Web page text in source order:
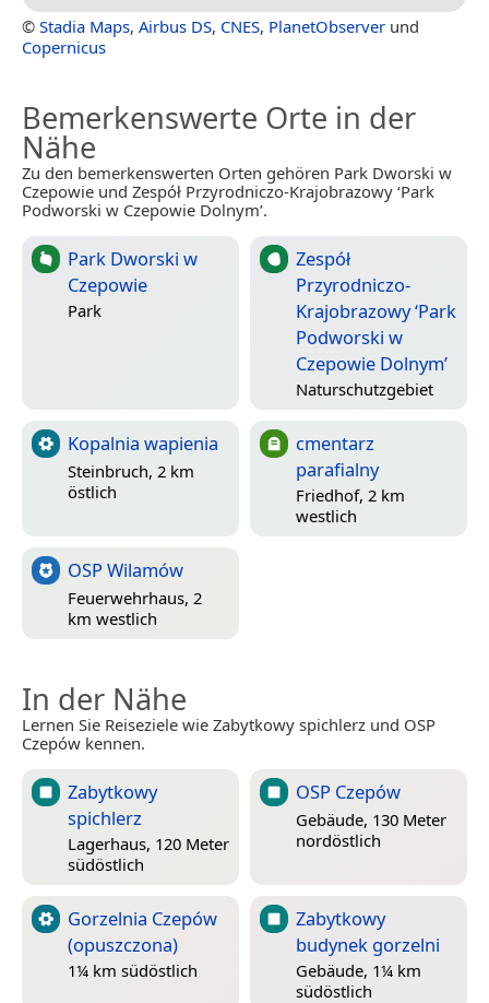
© Stadia Maps, Airbus DS, CNES, PlanetObserver und
Copernicus
Bemerkenswerte Orte in der
Nähe
Zu den bemerkenswerten Orten gehören Park Dworski w
Czepowie und Zespół Przyrodniczo-Krajobrazowy ‘Park
Podworski w Czepowie Dolnym’.
Park Dworski w
Czepowie
Park
Zespół
Przyrodniczo-
Krajobrazowy ‘Park
Podworski w
Czepowie Dolnym’
Naturschutzgebiet
Kopalnia wapienia
Steinbruch, 2 km
östlich
cmentarz
parafialny
Friedhof, 2 km
westlich
OSP Wilamów
Feuerwehrhaus, 2
km westlich
In der Nähe
Lernen Sie Reiseziele wie Zabytkowy spichlerz und OSP
Czepów kennen.
Zabytkowy
spichlerz
Lagerhaus, 120 Meter
südöstlich
OSP Czepów
Gebäude, 130 Meter
nordöstlich
Gorzelnia Czepów
(opuszczona)
1¼ km südöstlich
Zabytkowy
budynek gorzelni
Gebäude, 1¼ km
südöstlich